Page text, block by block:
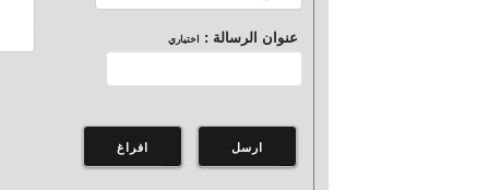
عنوان الرسالة : اختياري